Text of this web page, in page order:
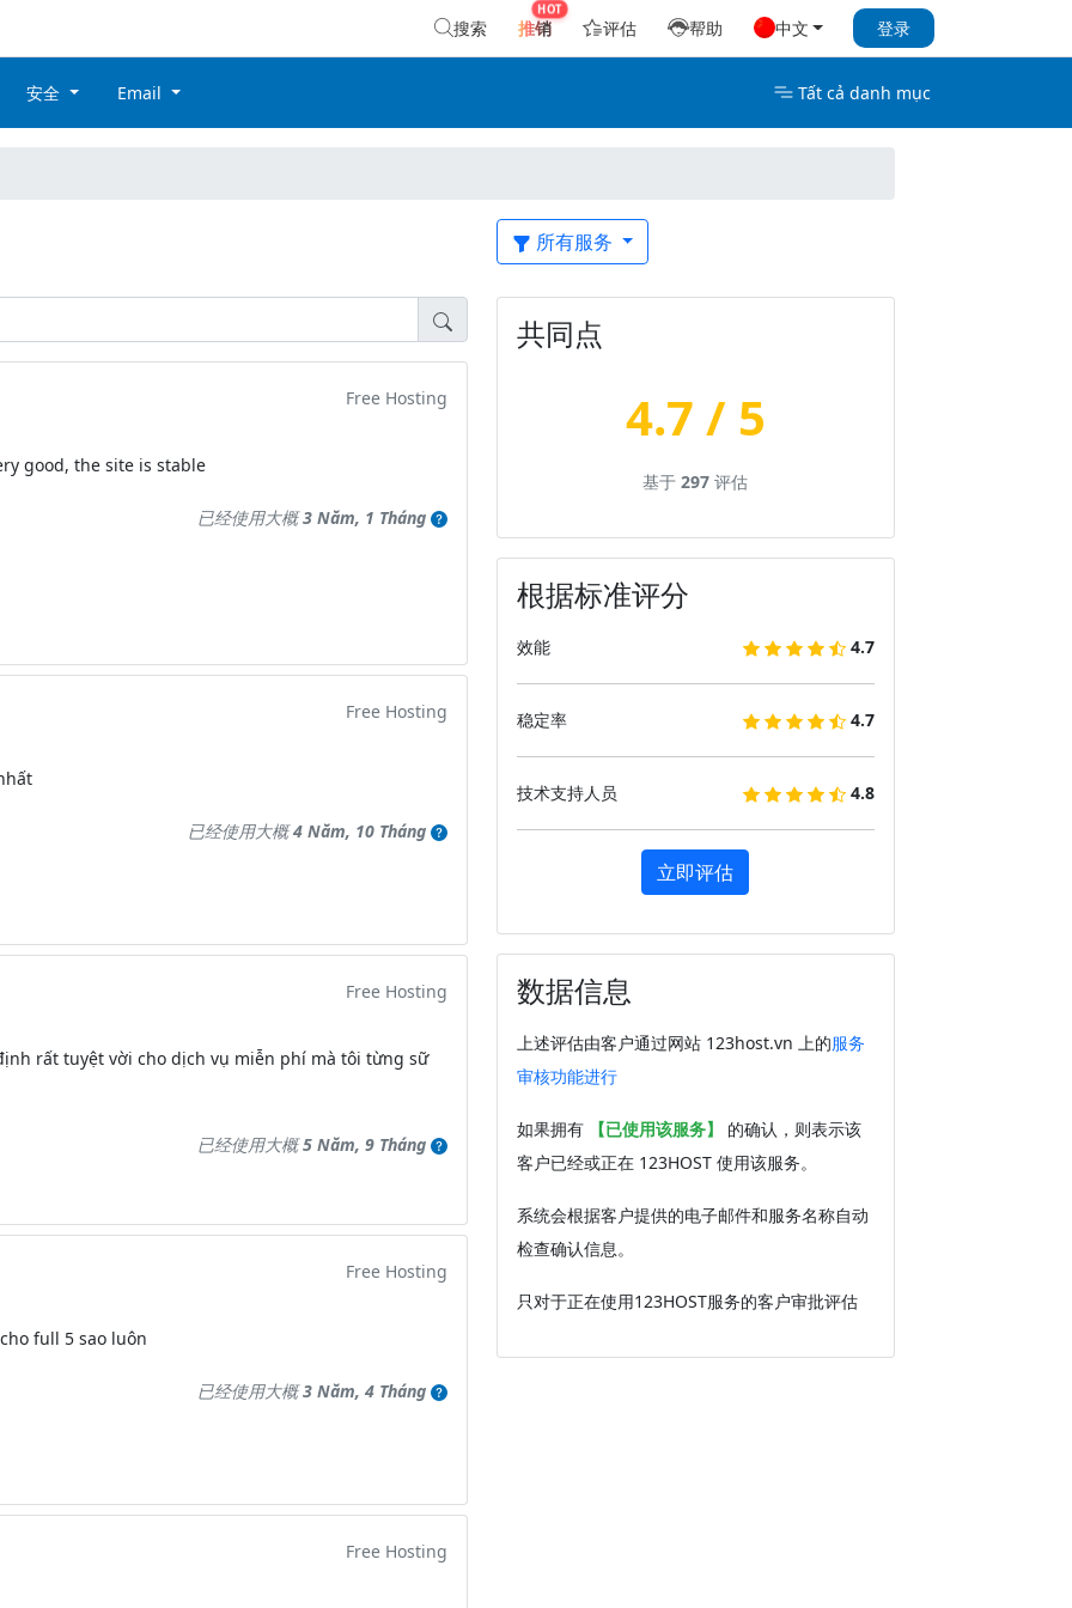
搜索 推销 评估 帮助 中文 登录
安全 Email Tất cả danh mục
所有服务
Free Hosting
good, the site is stable
已经使用大概3 Năm, 1 Tháng
Free Hosting
已经使用大概4 Năm, 10 Tháng
Free Hosting
rất tuyệt vời cho dịch vụ miễn phí mà tôi từng sữ
已经使用大概5 Năm, 9 Tháng
Free Hosting
full 5 sao luôn
已经使用大概3 Năm, 4 Tháng
Free Hosting
共同点
4.7 / 5
基于297 评估
根据标准评分
效能 4.7
稳定率 4.7
技术支持人员 4.8
立即评估
数据信息
上述评估由客户通过网站 123host.vn 上的服务
审核功能进行
如果拥有 【已使用该服务】
的确认，则表示该
客户已经或正在 123HOST 使用该服务。
系统会根据客户提供的电子邮件和服务名称自动
检查确认信息。
只对于正在使用123HOST服务的客户审批评估